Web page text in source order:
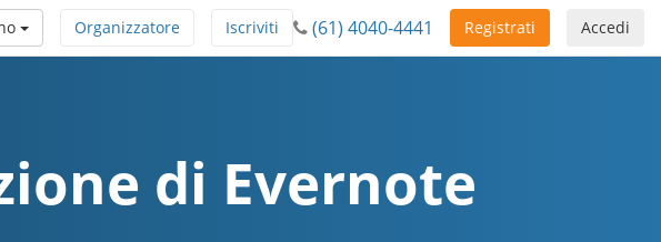
Accedi
Registrati
(61) 4040-4441
Iscriviti
Organizzatore
di Evernote